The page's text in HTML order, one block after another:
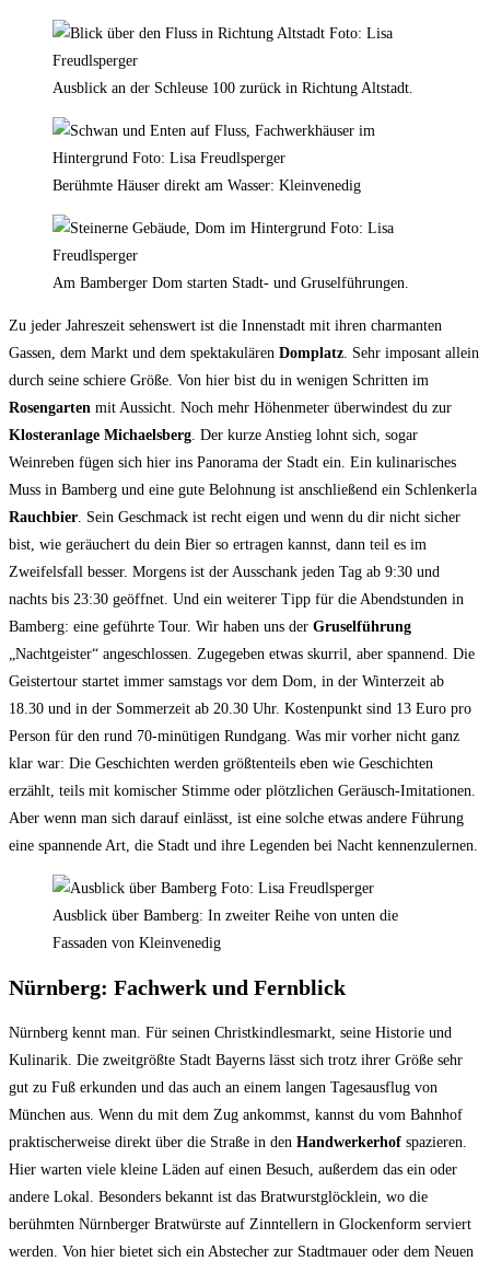
Ausblick an der Schleuse 100 zurück in Richtung Altstadt.
Berühmte Häuser direkt am Wasser: Kleinvenedig
Am Bamberger Dom starten Stadt- und Gruselführungen.
Zu jeder Jahreszeit sehenswert ist die Innenstadt mit ihren charmanten
Gassen, dem Markt und dem spektakulären Domplatz . Sehr imposant allein
durch seine schiere Größe. Von hier bist du in wenigen Schritten im
Rosengarten mit Aussicht. Noch mehr Höhenmeter überwindest du zur
Klosteranlage Michaelsberg . Der kurze Anstieg lohnt sich, sogar
Weinreben fügen sich hier ins Panorama der Stadt ein. Ein kulinarisches
Muss in Bamberg und eine gute Belohnung ist anschließend ein Schlenkerla
Rauchbier . Sein Geschmack ist recht eigen und wenn du dir nicht sicher
bist, wie geräuchert du dein Bier so ertragen kannst, dann teil es im
Zweifelsfall besser. Morgens ist der Ausschank jeden Tag ab 9:30 und
nachts bis 23:30 geöffnet. Und ein weiterer Tipp für die Abendstunden in
Bamberg: eine geführte Tour. Wir haben uns der Gruselführung
„Nachtgeister“ angeschlossen. Zugegeben etwas skurril, aber spannend. Die
Geistertour startet immer samstags vor dem Dom, in der Winterzeit ab
18.30 und in der Sommerzeit ab 20.30 Uhr. Kostenpunkt sind 13 Euro pro
Person für den rund 70-minütigen Rundgang. Was mir vorher nicht ganz
klar war: Die Geschichten werden größtenteils eben wie Geschichten
erzählt, teils mit komischer Stimme oder plötzlichen Geräusch-Imitationen.
Aber wenn man sich darauf einlässt, ist eine solche etwas andere Führung
eine spannende Art, die Stadt und ihre Legenden bei Nacht kennenzulernen.
Ausblick über Bamberg: In zweiter Reihe von unten die
Fassaden von Kleinvenedig
Nürnberg: Fachwerk und Fernblick
Nürnberg kennt man. Für seinen Christkindlesmarkt, seine Historie und
Kulinarik. Die zweitgrößte Stadt Bayerns lässt sich trotz ihrer Größe sehr
gut zu Fuß erkunden und das auch an einem langen Tagesausflug von
München aus. Wenn du mit dem Zug ankommst, kannst du vom Bahnhof
praktischerweise direkt über die Straße in den Handwerkerhof spazieren.
Hier warten viele kleine Läden auf einen Besuch, außerdem das ein oder
andere Lokal. Besonders bekannt ist das Bratwurstglöcklein, wo die
berühmten Nürnberger Bratwürste auf Zinntellern in Glockenform serviert
werden. Von hier bietet sich ein Abstecher zur Stadtmauer oder dem Neuen